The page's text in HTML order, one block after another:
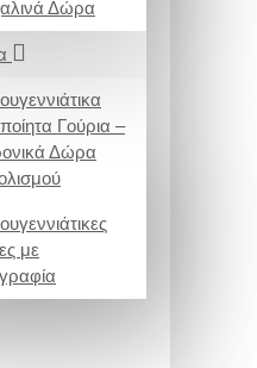
Δώρα
Γούρια –
Δώρα
με